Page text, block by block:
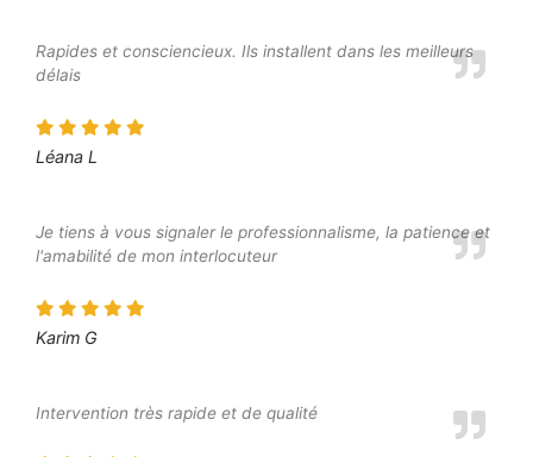
Rapides et consciencieux. Ils installent dans les meilleurs
délais
Léana L
Je tiens à vous signaler le professionnalisme, la patience et
l'amabilité de mon interlocuteur
Karim G
Intervention très rapide et de qualité